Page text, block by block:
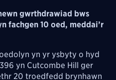
gwrthdrawiad bws
fachgen 10 oed, meddai’r
yn yr ysbyty o hyd
yn Cutcombe Hill ger
20 troedfedd brynhawn